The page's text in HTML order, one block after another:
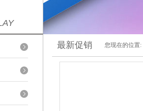
最新促销 您现在的位置: